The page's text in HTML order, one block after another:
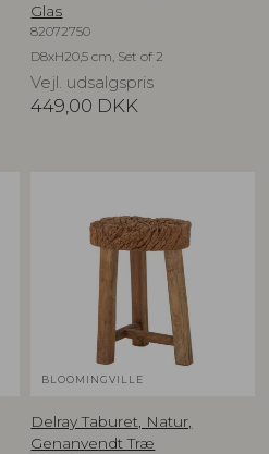
Glas
82072750
D8xH20,5 cm, Set of 2
Vejl. udsalgspris
449,00 DKK
BLOOMINGVILLE
Delray Taburet, Natur,
Genanvendt Træ